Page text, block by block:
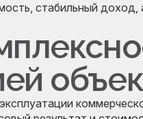
стабильный